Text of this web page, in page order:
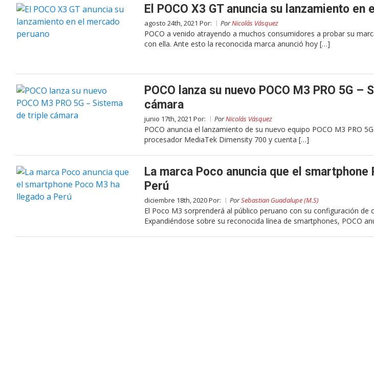
El POCO X3 GT anuncia su lanzamiento
agosto 24th, 2021 Por: PorNicolás Vásquez
POCO a venido atrayendo a muchos consumidores a probar su
con ella. Ante esto la reconocida marca anunció hoy […]
POCO lanza su nuevo POCO M3 PRO 5G –
cámara
junio 17th, 2021 Por: PorNicolás Vásquez
POCO anuncia el lanzamiento de su nuevo equipo POCO M3 PRO
procesador MediaTek Dimensity 700 y cuenta […]
La marca Poco anuncia que el
Perú
diciembre 18th, 2020 Por: PorSebastian Guadalupe (M.S)
El Poco M3 sorprenderá al público peruano con su configuración de
Expandiéndose sobre su reconocida línea de smartphones, POCO